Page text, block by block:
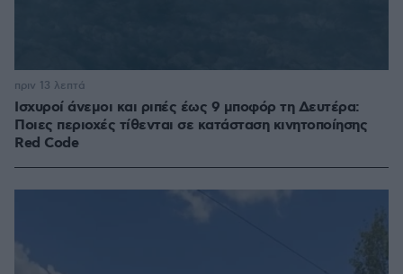
Ισχυροί άνεμοι και ριπές έως 9 μποφόρ τη Δευτέρα:
Ποιες περιοχές τίθενται σε κατάσταση κινητοποίησης
Red Code
πριν 13 λεπτά